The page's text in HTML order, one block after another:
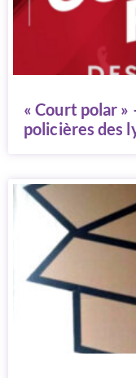
« Court polar »
policières des